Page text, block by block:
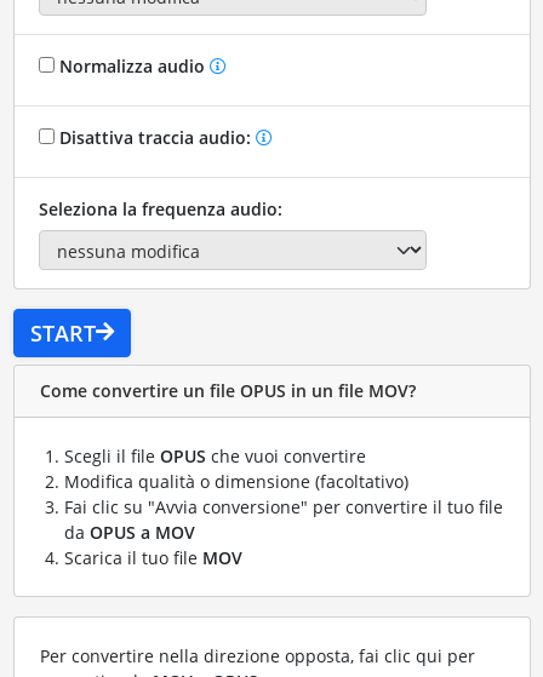
Normalizza audio
Disattiva traccia audio:
Seleziona la frequenza audio:
START
Come convertire un file OPUS in un file MOV?
Scegli il file OPUS che vuoi convertire
Modifica qualità o dimensione (facoltativo)
Fai clic su "Avvia conversione" per convertire il tuo file
da OPUS a MOV
Scarica il tuo file MOV
Per convertire nella direzione opposta, fai clic qui per